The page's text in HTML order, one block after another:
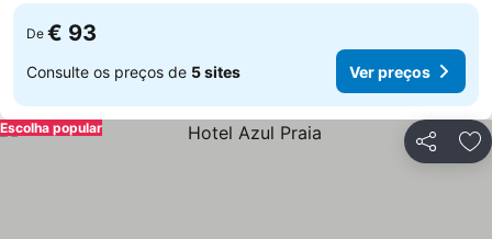
De € 93
Consulte os preços de 5 sites Ver preços
Partilhar
Escolha popular